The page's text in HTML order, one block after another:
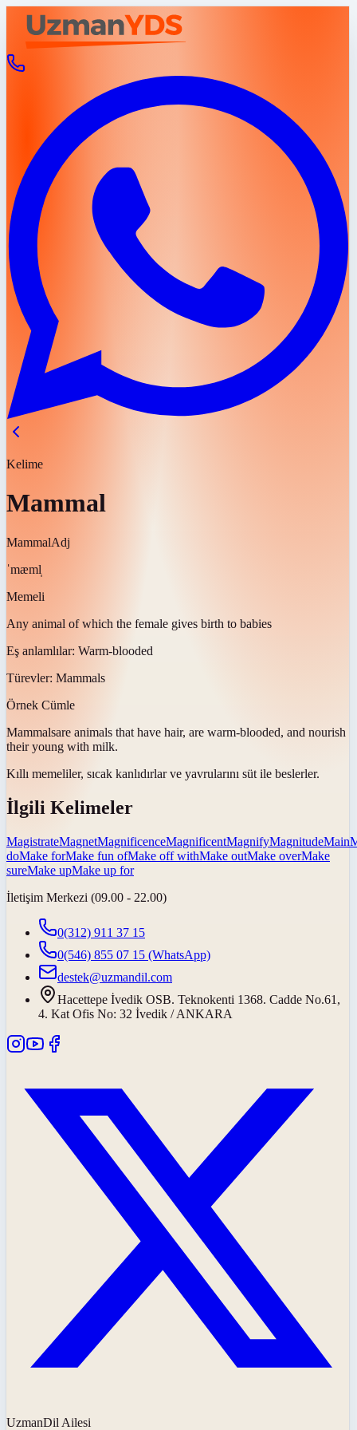
Kelime
Mammal
MammalAdj
ˈmæml̩
Memeli
Any animal of which the female gives birth to babies
Eş anlamlılar: Warm-blooded
Türevler: Mammals
Örnek Cümle
Mammalsare animals that have hair, are warm-blooded, and nourish
their young with milk.
Kıllı memeliler, sıcak kanlıdırlar ve yavrularını süt ile beslerler.
İlgili Kelimeler
MagistrateMagnetMagnificenceMagnificentMagnifyMagnitudeMain
doMake forMake fun ofMake off withMake outMake overMake
sureMake upMake up for
İletişim Merkezi (09.00 - 22.00)
0(312) 911 37 15
0(546) 855 07 15 (WhatsApp)
destek@uzmandil.com
Hacettepe İvedik OSB. Teknokenti 1368. Cadde No.61,
4. Kat Ofis No: 32 İvedik / ANKARA
UzmanDil Ailesi